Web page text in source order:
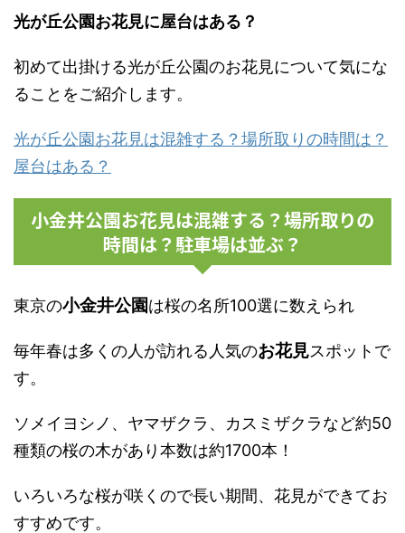
光が丘公園お花見に屋台はある？
初めて出掛ける光が丘公園のお花見について気にな
ることをご紹介します。
光が丘公園お花見は混雑する？場所取りの時間は？
屋台はある？
小金井公園お花見は混雑する？場所取りの
時間は？駐車場は並ぶ？
東京の小金井公園は桜の名所100選に数えられ
毎年春は多くの人が訪れる人気のお花見スポットで
す。
ソメイヨシノ、ヤマザクラ、カスミザクラなど約50
種類の桜の木があり本数は約1700本！
いろいろな桜が咲くので長い期間、花見ができてお
すすめです。